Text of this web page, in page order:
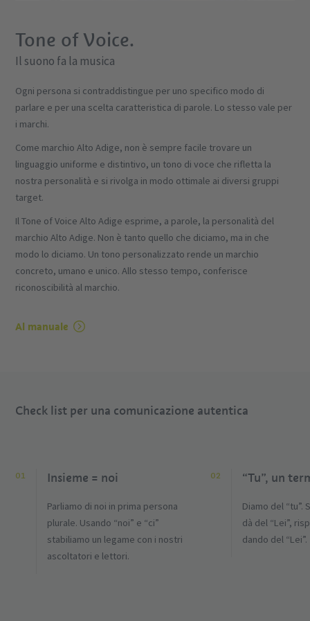
Tone of Voice.
Il suono fa la musica
Ogni persona si contraddistingue per uno specifico modo di
parlare e per una scelta caratteristica di parole. Lo stesso vale per
i marchi.
Come marchio Alto Adige, non è sempre facile trovare un
linguaggio uniforme e distintivo, un tono di voce che rifletta la
nostra personalità e si rivolga in modo ottimale ai diversi gruppi
target.
Il Tone of Voice Alto Adige esprime, a parole, la personalità del
marchio Alto Adige. Non è tanto quello che diciamo, ma in che
modo lo diciamo. Un tono personalizzato rende un marchio
concreto, umano e unico. Allo stesso tempo, conferisce
riconoscibilità al marchio.
Al manuale
Check list per una comunicazione autentica
Insieme = noi
Parliamo di noi in prima persona
plurale. Usando “noi” e “ci”
stabiliamo un legame con i nostri
ascoltatori e lettori.
“Tu”, un
Diamo del “tu”.
dà del “Lei”,
dando del “Lei”.